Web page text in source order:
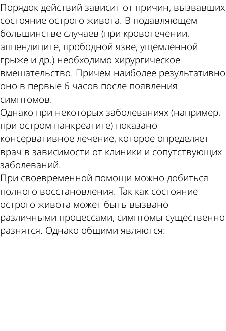
Порядок действий зависит от причин, вызвавших
состояние острого живота. В подавляющем
большинстве случаев (при кровотечении,
аппендиците, прободной язве, ущемленной
грыже и др.) необходимо хирургическое
вмешательство. Причем наиболее результативно
оно в первые 6 часов после появления
симптомов.
Однако при некоторых заболеваниях (например,
при остром панкреатите) показано
консервативное лечение, которое определяет
врач в зависимости от клиники и сопутствующих
заболеваний.
При своевременной помощи можно добиться
полного восстановления. Так как состояние
острого живота может быть вызвано
различными процессами, симптомы существенно
разнятся. Однако общими являются: